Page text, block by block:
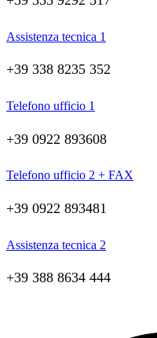
Assistenza tecnica 1
+39 338 8235 352
Telefono ufficio 1
+39 0922 893608
Telefono ufficio 2 + FAX
+39 0922 893481
Assistenza tecnica 2
+39 388 8634 444